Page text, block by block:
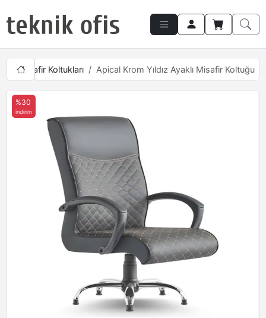
Misafir Koltukları Apical Krom Yıldız Ayaklı Misafir Koltuğu
%30
indirim